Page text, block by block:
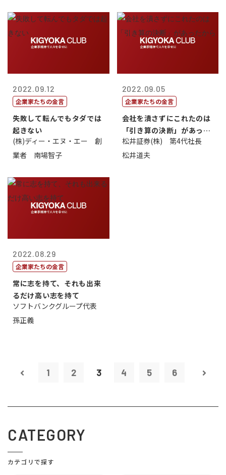
2022.09.12
企業家たちの金言
失敗して転んでもタダでは
起きない
(株)ディー・エヌ・エー 創
業者 南場智子
2022.09.05
企業家たちの金言
会社を潰さずにこれたのは
「引き算の決断」があった
から
松井証券(株) 第4代社長
松井道夫
2022.08.29
企業家たちの金言
常に志を持て、それも出来
るだけ高い志を持て
ソフトバンクグループ代表
孫正義
1 2 3 4 5 6
CATEGORY
カテゴリで探す